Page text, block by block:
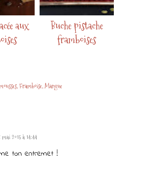
aux
Buche pistache
framboises
Framboise Mangue
mai 2015 à 14:44
ton entremet !